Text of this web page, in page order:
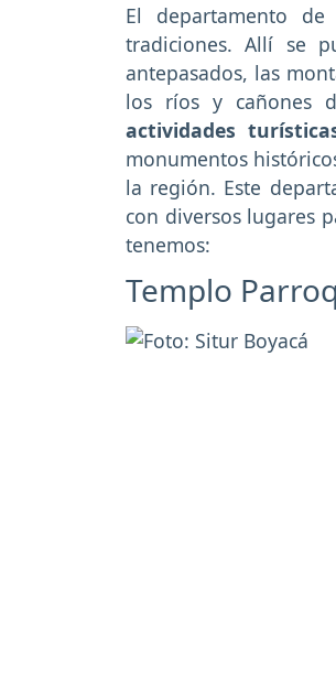
El departamento
tradiciones. Allí se
antepasados, las
los ríos y cañones
actividades
monumentos
la región. Este
con diversos lugares
tenemos:
Templo